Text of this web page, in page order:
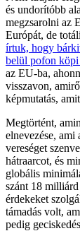
és undorítóbb
megzsarolni az
Európát, de
írtuk, hogy
belül pofon köpi
az EU-ba,
visszavon,
képmutatás,
Megtörtént,
elnevezése, ami
vereséget
hátraarcot, és
globális
szánt 18
érdekeket
támadás volt,
pedig